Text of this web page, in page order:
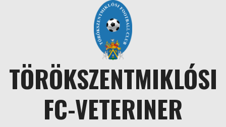
TÖRÖKSZENTMIKLÓSI
FC-VETERINER